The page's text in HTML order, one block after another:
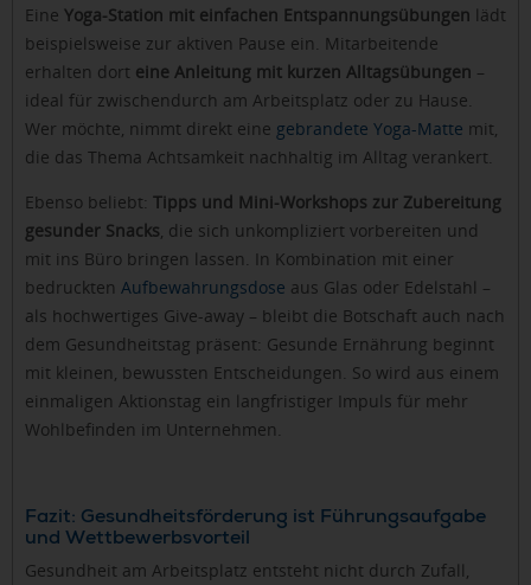
Eine Yoga-Station mit einfachen Entspannungsübungen lädt
beispielsweise zur aktiven Pause ein. Mitarbeitende
erhalten dort eine Anleitung mit kurzen Alltagsübungen –
ideal für zwischendurch am Arbeitsplatz oder zu Hause.
Wer möchte, nimmt direkt eine gebrandete Yoga-Matte mit,
die das Thema Achtsamkeit nachhaltig im Alltag verankert.
Ebenso beliebt: Tipps und Mini-Workshops zur Zubereitung
gesunder Snacks, die sich unkompliziert vorbereiten und
mit ins Büro bringen lassen. In Kombination mit einer
bedruckten Aufbewahrungsdose aus Glas oder Edelstahl –
als hochwertiges Give-away – bleibt die Botschaft auch nach
dem Gesundheitstag präsent: Gesunde Ernährung beginnt
mit kleinen, bewussten Entscheidungen. So wird aus einem
einmaligen Aktionstag ein langfristiger Impuls für mehr
Wohlbefinden im Unternehmen.
Fazit: Gesundheitsförderung ist Führungsaufgabe
und Wettbewerbsvorteil
Gesundheit am Arbeitsplatz entsteht nicht durch Zufall,